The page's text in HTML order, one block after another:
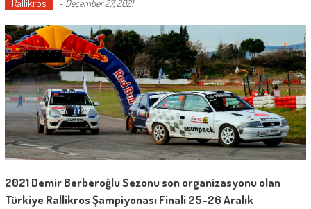
Rallikros - December 27, 2021
2021 Demir Berberoğlu Sezonu son organizasyonu olan
Türkiye Rallikros Şampiyonası Finali 25-26 Aralık